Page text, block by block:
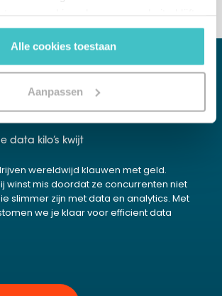
Alle cookies toestaan
Aanpassen
data kilo’s kwijt
wereldwijd klauwen met geld.
winst mis doordat ze concurrenten niet
slimmer zijn met data en analytics. Met
we je klaar voor efficient data